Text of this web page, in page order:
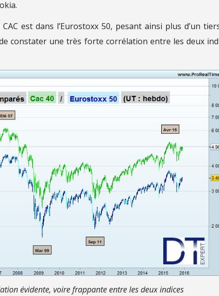
est dans l’Eurostoxx 50, pesant ainsi plus d’un
constater une très forte corrélation entre les deux
évidente, voire frappante entre les deux indices